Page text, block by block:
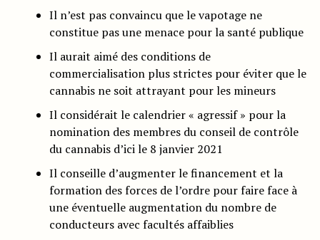
Il n’est pas convaincu que le vapotage ne
constitue pas une menace pour la santé publique
Il aurait aimé des conditions de
commercialisation plus strictes pour éviter que le
cannabis ne soit attrayant pour les mineurs
Il considérait le calendrier « agressif » pour la
nomination des membres du conseil de contrôle
du cannabis d’ici le 8 janvier 2021
Il conseille d’augmenter le financement et la
formation des forces de l’ordre pour faire face à
une éventuelle augmentation du nombre de
conducteurs avec facultés affaiblies